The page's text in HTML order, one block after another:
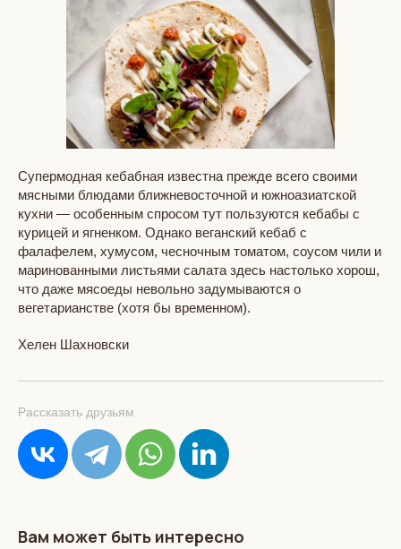
Супермодная кебабная известна прежде всего своими
мясными блюдами ближневосточной и южноазиатской
кухни — особенным спросом тут пользуются кебабы с
курицей и ягненком. Однако веганский кебаб с
фалафелем, хумусом, чесночным томатом, соусом чили и
маринованными листьями салата здесь настолько хорош,
что даже мясоеды невольно задумываются о
вегетарианстве (хотя бы временном).
Хелен Шахновски
Рассказать друзьям
Вам может быть интересно